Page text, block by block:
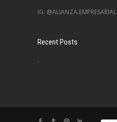
IG: @ALIANZA.EMPRESARIAL
Recent Posts
.